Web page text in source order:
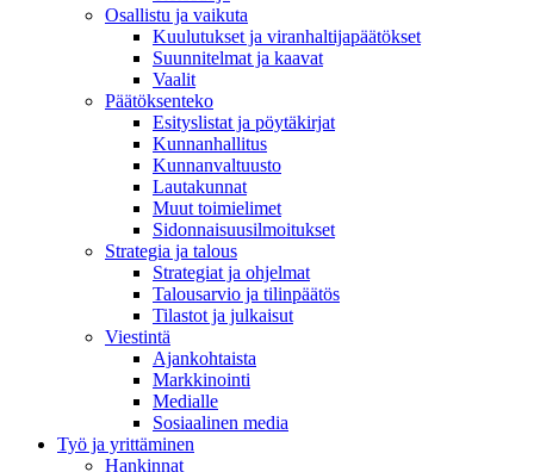
Osallistu ja vaikuta
Kuulutukset ja viranhaltijapäätökset
Suunnitelmat ja kaavat
Vaalit
Päätöksenteko
Esityslistat ja pöytäkirjat
Kunnanhallitus
Kunnanvaltuusto
Lautakunnat
Muut toimielimet
Sidonnaisuusilmoitukset
Strategia ja talous
Strategiat ja ohjelmat
Talousarvio ja tilinpäätös
Tilastot ja julkaisut
Viestintä
Ajankohtaista
Markkinointi
Medialle
Sosiaalinen media
Työ ja yrittäminen
Hankinnat